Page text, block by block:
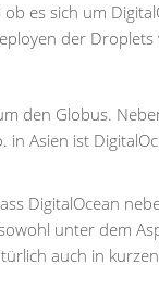
es sich um
der
den Globus.
Asien ist
DigitalOcean
unter dem
auch in